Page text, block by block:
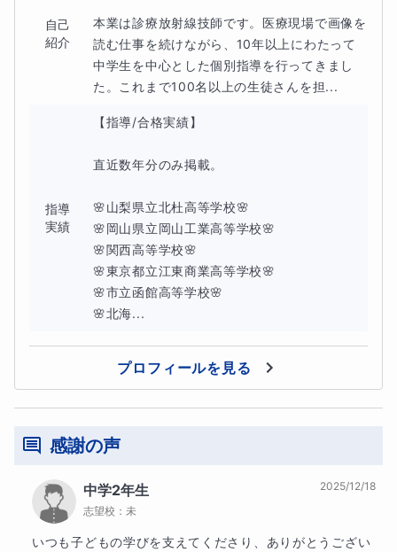
最終的に どこがわからないのかもわからなくなってしまい
数学が嫌いになってしまう 。
負のスパイラルに足を踏み入れてしまいます。
になってしまいます。
自己
紹介
本業は診療放射線技師です。医療現場で画像を
読む仕事を続けながら、10年以上にわたって
中学生を中心とした個別指導を行ってきまし
た。これまで100名以上の生徒さんを担...
指導
実績
【指導/合格実績】
直近数年分のみ掲載。
🌸山梨県立北杜高等学校🌸
🌸岡山県立岡山工業高等学校🌸
🌸関西高等学校🌸
🌸東京都立江東商業高等学校🌸
🌸市立函館高等学校🌸
🌸北海...
プロフィールを見る
感謝の声
中学2年生
志望校： 未
2025/12/18
いつも子どもの学びを支えてくださり、ありがとうござい